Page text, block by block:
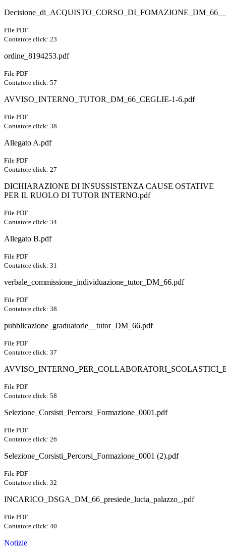
File PDF
Contatore click: 23
ordine_8194253.pdf
File PDF
Contatore click: 57
AVVISO_INTERNO_TUTOR_DM_66_CEGLIE-1-6.pdf
File PDF
Contatore click: 38
Allegato A.pdf
File PDF
Contatore click: 27
DICHIARAZIONE DI INSUSSISTENZA CAUSE OSTATIVE
PER IL RUOLO DI TUTOR INTERNO.pdf
File PDF
Contatore click: 34
Allegato B.pdf
File PDF
Contatore click: 31
verbale_commissione_individuazione_tutor_DM_66.pdf
File PDF
Contatore click: 38
pubblicazione_graduatorie__tutor_DM_66.pdf
File PDF
Contatore click: 37
File PDF
Contatore click: 58
Selezione_Corsisti_Percorsi_Formazione_0001.pdf
File PDF
Contatore click: 26
Selezione_Corsisti_Percorsi_Formazione_0001 (2).pdf
File PDF
Contatore click: 32
INCARICO_DSGA_DM_66_presiede_lucia_palazzo_.pdf
File PDF
Contatore click: 40
Notizie